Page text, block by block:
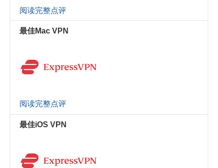
阅读完整点评
最佳Mac VPN
阅读完整点评
最佳iOS VPN